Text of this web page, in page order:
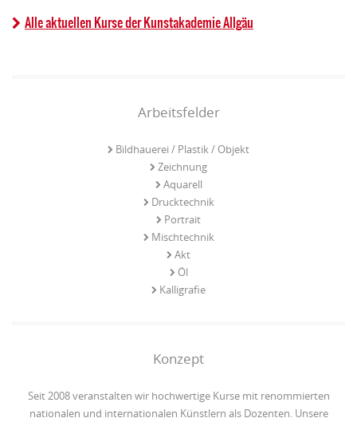
Alle aktuellen Kurse der Kunstakademie Allgäu
Arbeitsfelder
Bildhauerei / Plastik / Objekt
Zeichnung
Aquarell
Drucktechnik
Portrait
Mischtechnik
Akt
Öl
Kalligrafie
Konzept
Seit 2008 veranstalten wir hochwertige Kurse mit renommierten
nationalen und internationalen Künstlern als Dozenten. Unsere